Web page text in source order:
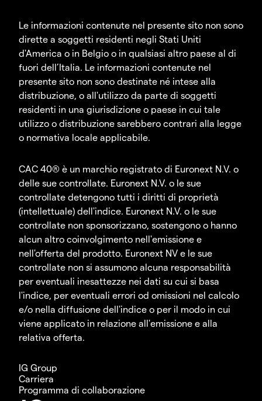
Le informazioni contenute nel presente sito non sono
dirette a soggetti residenti negli Stati Uniti
d'America o in Belgio o in qualsiasi altro paese al di
fuori dell’Italia. Le informazioni contenute nel
presente sito non sono destinate né intese alla
distribuzione, o all'utilizzo da parte di soggetti
residenti in una giurisdizione o paese in cui tale
utilizzo o distribuzione sarebbero contrari alla legge
o normativa locale applicabile.
CAC 40® è un marchio registrato di Euronext N.V. o
delle sue controllate. Euronext N.V. o le sue
controllate detengono tutti i diritti di proprietà
(intellettuale) dell'indice. Euronext N.V. o le sue
controllate non sponsorizzano, sostengono o hanno
alcun altro coinvolgimento nell'emissione e
nell'offerta del prodotto. Euronext NV e le sue
controllate non si assumono alcuna responsabilità
per eventuali inesattezze nei dati su cui si basa
l'indice, per eventuali errori od omissioni nel calcolo
e/o nella diffusione dell'indice o per il modo in cui
viene applicato in relazione all'emissione e alla
relativa offerta.
IG Group
Carriera
Programma di collaborazione